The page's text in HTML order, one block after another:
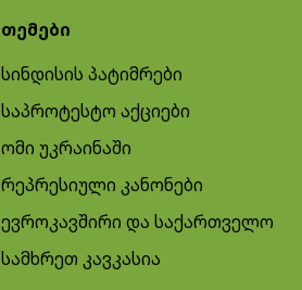
თემები
სინდისის პატიმრები
საპროტესტო აქციები
ომი უკრაინაში
რეპრესიული კანონები
ევროკავშირი და საქართველო
სამხრეთ კავკასია